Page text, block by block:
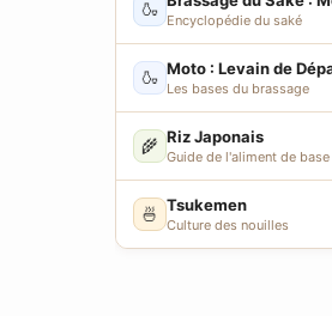
🍶
Encyclopédie du saké
🍶 Moto : Levain de
Les bases du brassage
🌾 Riz Japonais
Guide de l'aliment de base
🍜 Tsukemen
Culture des nouilles